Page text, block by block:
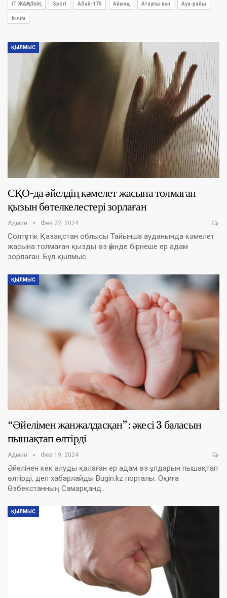
IT ЖАҢАЛЫҚ Sport Абай-175 Аймақ Атаулы күн Ауа-райы
Білім
ҚЫЛМЫС
СҚО-да әйелдің кәмелет жасына толмаған
қызын бөтелкелестері зорлаған
Админ Фев 22, 2024
Солтүстік Қазақстан облысы Тайынша ауданында кәмелет
жасына толмаған қызды өз үйінде бірнеше ер адам
зорлаған. Бұл қылмыс…
ҚЫЛМЫС
“Әйелімен жанжалдасқан”: әкесі 3 баласын
пышақтап өлтірді
Админ Фев 19, 2024
Әйелінен кек алуды қалаған ер адам өз ұлдарын пышақтап
өлтірді, деп хабарлайды Bugin.kz порталы. Оқиға
Өзбекстанның Самарқанд…
ҚЫЛМЫС